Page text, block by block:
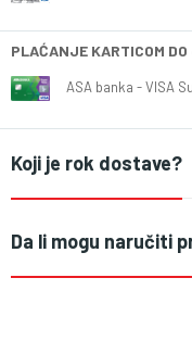
PLAĆANJE KARTICOM
ASA banka - VISA
Koji je rok dostave?
Da li mogu naručiti